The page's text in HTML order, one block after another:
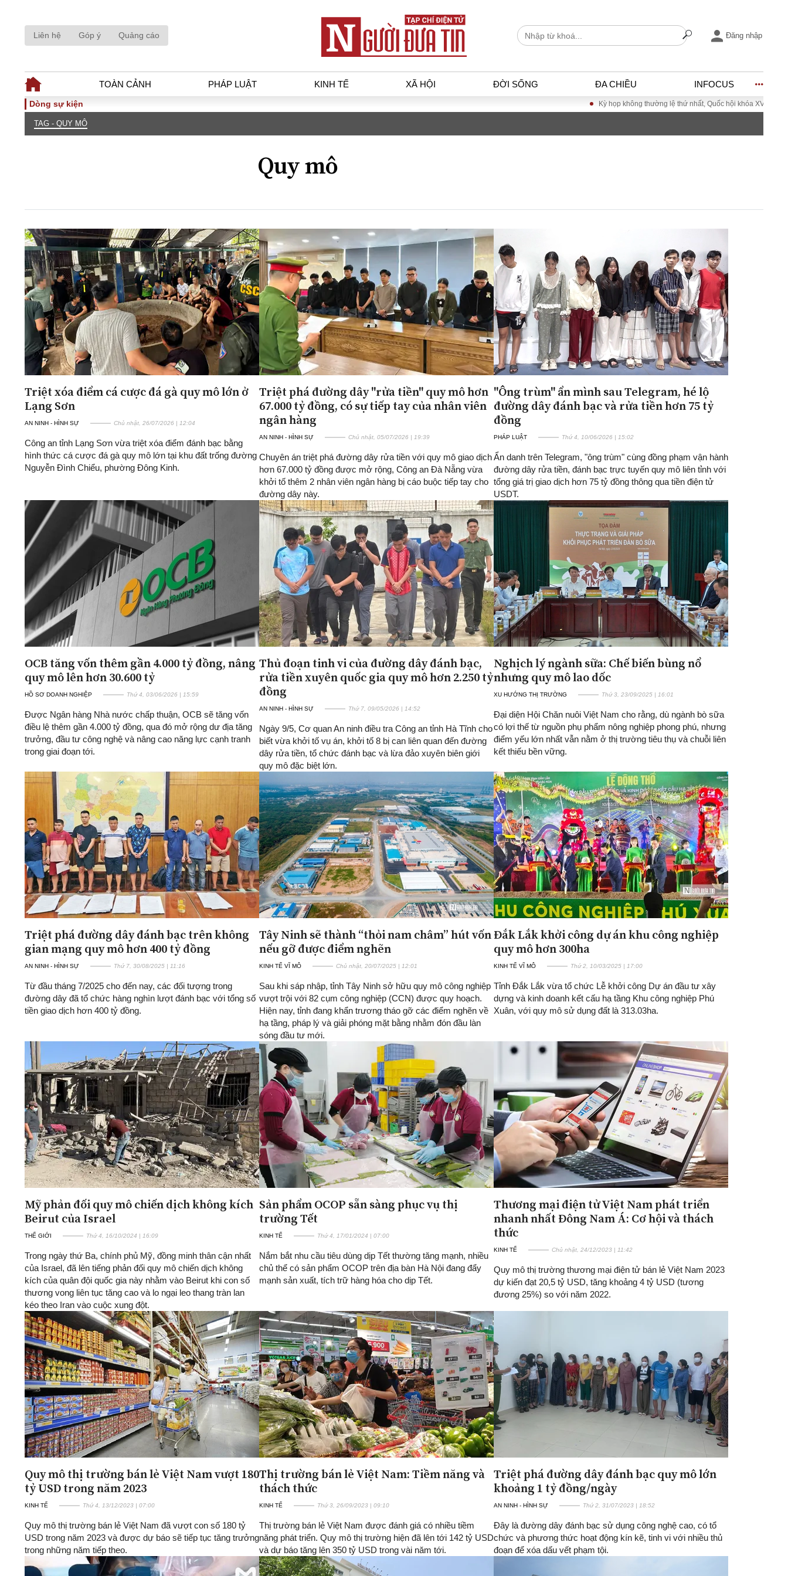
Liên hệ Góp ý Quảng cáo Đăng nhập
TOÀN CẢNH PHÁP LUẬT KINH TẾ XÃ HỘI ĐỜI SỐNG ĐA CHIỀU INFOCUS
TOÀN CẢNH
Thế giới
Góc nhìn luật gia
An ninh - Hình sự
Xu hướng thị trường
Tiêu dùng và dư luận
Công nghệ
Giao thông – Đô thị
ĐA CHIỀU
Quan điểm
Xi nhan Trái Phải
Bạn đọc viết
INFOCUS
Đăng ký tin tức mới
Dòng sự kiện Kỳ họp không thường lệ thứ nhất, Quốc hội khóa XVI Đưa Nghị quyết
TAG - QUY MÔ
Quy mô
Triệt xóa điểm cá cược đá gà quy mô lớn ở
Lạng Sơn
AN NINH - HÌNH SỰ Chủ nhật, 26/07/2026 | 12:04
Công an tỉnh Lạng Sơn vừa triệt xóa điểm đánh bạc bằng
hình thức cá cược đá gà quy mô lớn tại khu đất trống đường
Nguyễn Đình Chiểu, phường Đông Kinh.
Triệt phá đường dây "rửa tiền" quy mô hơn
67.000 tỷ đồng, có sự tiếp tay của nhân viên
ngân hàng
AN NINH - HÌNH SỰ Chủ nhật, 05/07/2026 | 19:39
Chuyên án triệt phá đường dây rửa tiền với quy mô giao dịch
hơn 67.000 tỷ đồng được mở rộng, Công an Đà Nẵng vừa
khởi tố thêm 2 nhân viên ngân hàng bị cáo buộc tiếp tay cho
đường dây này.
"Ông trùm" ẩn mình sau Telegram, hé lộ
đường dây đánh bạc và rửa tiền hơn 75 tỷ
đồng
PHÁP LUẬT Thứ 4, 10/06/2026 | 15:02
Ẩn danh trên Telegram, "ông trùm" cùng đồng phạm vận hành
đường dây rửa tiền, đánh bạc trực tuyến quy mô liên tỉnh với
tổng giá trị giao dịch hơn 75 tỷ đồng thông qua tiền điện tử
USDT.
OCB tăng vốn thêm gần 4.000 tỷ đồng, nâng
quy mô lên hơn 30.600 tỷ
HỒ SƠ DOANH NGHIỆP Thứ 4, 03/06/2026 | 15:59
Được Ngân hàng Nhà nước chấp thuận, OCB sẽ tăng vốn
điều lệ thêm gần 4.000 tỷ đồng, qua đó mở rộng dư địa tăng
trưởng, đầu tư công nghệ và nâng cao năng lực cạnh tranh
trong giai đoạn tới.
Thủ đoạn tinh vi của đường dây đánh bạc,
rửa tiền xuyên quốc gia quy mô hơn 2.250 tỷ
đồng
AN NINH - HÌNH SỰ Thứ 7, 09/05/2026 | 14:52
Ngày 9/5, Cơ quan An ninh điều tra Công an tỉnh Hà Tĩnh cho
biết vừa khởi tố vụ án, khởi tố 8 bị can liên quan đến đường
dây rửa tiền, tổ chức đánh bạc và lừa đảo xuyên biên giới
quy mô đặc biệt lớn.
Nghịch lý ngành sữa: Chế biến bùng nổ
nhưng quy mô lao dốc
XU HƯỚNG THỊ TRƯỜNG Thứ 3, 23/09/2025 | 16:01
Đại diện Hội Chăn nuôi Việt Nam cho rằng, dù ngành bò sữa
có lợi thế từ nguồn phụ phẩm nông nghiệp phong phú, nhưng
điểm yếu lớn nhất vẫn nằm ở thị trường tiêu thụ và chuỗi liên
kết thiếu bền vững.
Triệt phá đường dây đánh bạc trên không
gian mạng quy mô hơn 400 tỷ đồng
AN NINH - HÌNH SỰ Thứ 7, 30/08/2025 | 11:16
Từ đầu tháng 7/2025 cho đến nay, các đối tượng trong
đường dây đã tổ chức hàng nghìn lượt đánh bạc với tổng số
tiền giao dịch hơn 400 tỷ đồng.
Tây Ninh sẽ thành “thỏi nam châm” hút vốn
nếu gỡ được điểm nghẽn
KINH TẾ VĨ MÔ Chủ nhật, 20/07/2025 | 12:01
Sau khi sáp nhập, tỉnh Tây Ninh sở hữu quy mô công nghiệp
vượt trội với 82 cụm công nghiệp (CCN) được quy hoạch.
Hiện nay, tỉnh đang khẩn trương tháo gỡ các điểm nghẽn về
hạ tầng, pháp lý và giải phóng mặt bằng nhằm đón đầu làn
sóng đầu tư mới.
Đắk Lắk khởi công dự án khu công nghiệp
quy mô hơn 300ha
KINH TẾ VĨ MÔ Thứ 2, 10/03/2025 | 17:00
Tỉnh Đắk Lắk vừa tổ chức Lễ khởi công Dự án đầu tư xây
dựng và kinh doanh kết cấu hạ tầng Khu công nghiệp Phú
Xuân, với quy mô sử dụng đất là 313.03ha.
Mỹ phản đối quy mô chiến dịch không kích
Beirut của Israel
THẾ GIỚI Thứ 4, 16/10/2024 | 16:09
Trong ngày thứ Ba, chính phủ Mỹ, đồng minh thân cận nhất
của Israel, đã lên tiếng phản đối quy mô chiến dịch không
kích của quân đội quốc gia này nhằm vào Beirut khi con số
thương vong liên tục tăng cao và lo ngại leo thang tràn lan
kéo theo Iran vào cuộc xung đột.
Sản phẩm OCOP sẵn sàng phục vụ thị
trường Tết
KINH TẾ Thứ 4, 17/01/2024 | 07:00
Nắm bắt nhu cầu tiêu dùng dịp Tết thường tăng mạnh, nhiều
chủ thể có sản phẩm OCOP trên địa bàn Hà Nội đang đẩy
mạnh sản xuất, tích trữ hàng hóa cho dịp Tết.
Thương mại điện tử Việt Nam phát triển
nhanh nhất Đông Nam Á: Cơ hội và thách
thức
KINH TẾ Chủ nhật, 24/12/2023 | 11:42
Quy mô thị trường thương mại điện tử bán lẻ Việt Nam 2023
dự kiến đạt 20,5 tỷ USD, tăng khoảng 4 tỷ USD (tương
đương 25%) so với năm 2022.
Quy mô thị trường bán lẻ Việt Nam vượt 180
tỷ USD trong năm 2023
KINH TẾ Thứ 4, 13/12/2023 | 07:00
Quy mô thị trường bán lẻ Việt Nam đã vượt con số 180 tỷ
USD trong năm 2023 và được dự báo sẽ tiếp tục tăng trưởng
trong những năm tiếp theo.
Thị trường bán lẻ Việt Nam: Tiềm năng và
thách thức
KINH TẾ Thứ 3, 26/09/2023 | 09:10
Thị trường bán lẻ Việt Nam được đánh giá có nhiều tiềm
năng phát triển. Quy mô thị trường hiện đã lên tới 142 tỷ USD
và dự báo tăng lên 350 tỷ USD trong vài năm tới.
Triệt phá đường dây đánh bạc quy mô lớn
khoảng 1 tỷ đồng/ngày
AN NINH - HÌNH SỰ Thứ 2, 31/07/2023 | 18:52
Đây là đường dây đánh bạc sử dụng công nghệ cao, có tổ
chức và phương thức hoạt động kín kẽ, tinh vi với nhiều thủ
đoạn để xóa dấu vết phạm tội.